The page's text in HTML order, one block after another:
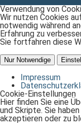
Verwendung von
Wir nutzen Cookies
notwendig während
Erfahrung zu
Sie fortfahren diese
Nur Notwendige
Impressum
Cookie-Einstellungen
Hier finden Sie eine
und Skripte. Sie
akzeptieren oder zu